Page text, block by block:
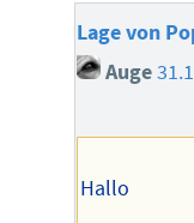
Lage von
Auge
Hallo